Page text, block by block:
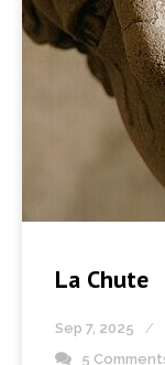
La Chute
Sep 7, 2025
5